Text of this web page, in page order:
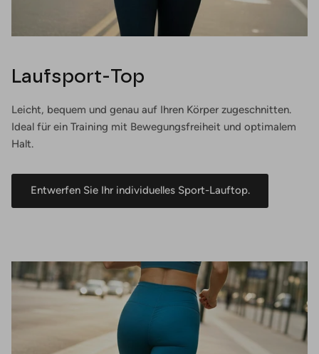
Laufsport-Top
Leicht, bequem und genau auf Ihren Körper zugeschnitten.
Ideal für ein Training mit Bewegungsfreiheit und optimalem
Halt.
Entwerfen Sie Ihr individuelles Sport-Lauftop.